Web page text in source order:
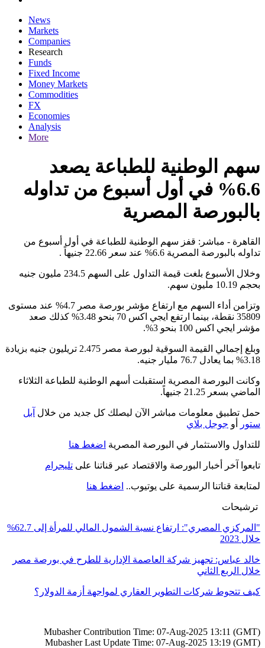
News
Markets
Companies
Research
Funds
Fixed Income
Money Markets
Commodities
FX
Economies
Analysis
More
سهم الوطنية للطباعة يصعد
6.6% في أول أسبوع من تداوله
بالبورصة المصرية
القاهرة - مباشر: قفز سهم الوطنية للطباعة في أول أسبوع من
تداوله بالبورصة المصرية 6.6% عند سعر 22.66 جنيهاً .
وخلال الأسبوع بلغت قيمة التداول على السهم 234.5 مليون جنيه
بحجم 10.19 مليون سهم.
وتزامن أداء السهم مع ارتفاع مؤشر بورصة مصر 4.7% عند مستوى
35809 نقطة، بينما ارتفع ايجي اكس 70 بنحو 3.48% كذلك صعد
مؤشر ايجي اكس 100 بنحو 3%.
وبلغ إجمالي القيمة السوقية لبورصة مصر 2.475 تريليون جنيه بزيادة
3.18% بما يعادل 76.7 مليار جنيه.
وكانت البورصة المصرية استقبلت أسهم الوطنية للطباعة الثلاثاء
الماضي بسعر 21.25 جنيهاً.
حمل تطبيق معلومات مباشر الآن ليصلك كل جديد من خلال آبل
ستور
أو جوجل بلاي
للتداول والاستثمار في البورصة المصرية اضغط هنا
تابعوا آخر أخبار البورصة والاقتصاد عبر قناتنا على تليجرام
لمتابعة قناتنا الرسمية على يوتيوب.. اضغط هنا
ترشيحات
"المركزي المصري": ارتفاع نسبة الشمول المالي للمرأة إلى 62.7%
خلال 2023
خالد عباس: تجهيز شركة العاصمة الإدارية للطرح في بورصة مصر
خلال الربع الثاني
كيف تتحوط شركات التطوير العقاري لمواجهة أزمة الدولار؟
Mubasher Contribution Time: 07-Aug-2025 13:11 (GMT)
Mubasher Last Update Time: 07-Aug-2025 13:19 (GMT)